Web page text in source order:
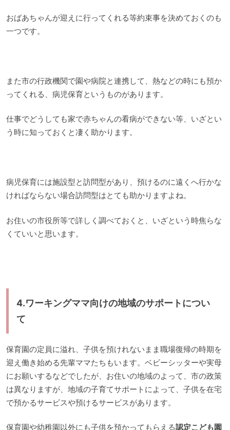
おばあちゃんが迎えに行ってくれる等約束事を決めておくのも
一つです。
また市の行政機関で園や病院と連携して、熱などの時にも預か
ってくれる、病児保育というものがあります。
仕事でどうしても家で赤ちゃんの看病ができない等、いざとい
う時に知っておくと凄く助かります。
病児保育には施設型と訪問型があり、預けるのに遠くへ行かな
ければならない場合訪問型はとても助かりますよね。
お住いの市役所等で詳しく調べておくと、いざという時焦らな
くていいと思います。
4.ワーキングママ向けの地域のサポートについ
て
保育園の定員に溢れ、子供を預けれないまま職場復帰の時期を
迎え働き始める先輩ママたちもいます。ベビーシッターや実母
にお願いするなどでしたが、お住いの地域のよって、市の政策
は異なりますが、地域の子育てサポートによって、子供を在宅
で預かるサービスや預けるサービスがあります。
保育園や幼稚園以外にも子供を預かってもらえる認定こども園